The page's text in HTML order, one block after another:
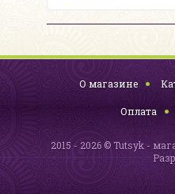
О магазине
Оплата
2015 - 2026 © Tutsyk -